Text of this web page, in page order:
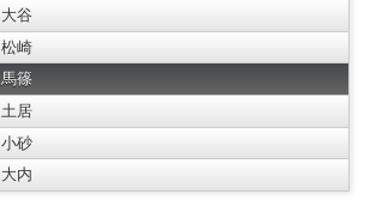
大谷
松崎
馬篠
土居
小砂
大内